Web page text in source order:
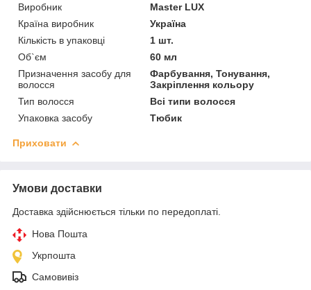
Виробник
Master LUX
Країна виробник
Україна
Кількість в упаковці
1 шт.
Об`єм
60 мл
Призначення засобу для
волосся
Фарбування, Тонування,
Закріплення кольору
Тип волосся
Всі типи волосся
Упаковка засобу
Тюбик
Приховати
Умови доставки
Доставка здійснюється тільки по передоплаті.
Нова Пошта
Укрпошта
Самовивіз